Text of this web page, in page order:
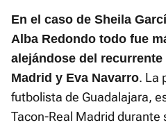
En el caso de Sheila
Alba Redondo todo fue
alejándose del recurrente
Madrid y Eva Navarro. La
futbolista de Guadalajara,
Tacon-Real Madrid durante